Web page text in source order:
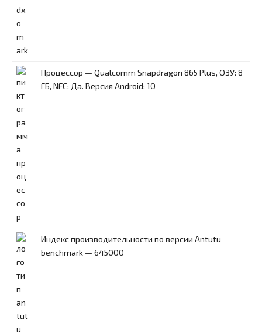
Процессор — Qualcomm Snapdragon 865 Plus, ОЗУ: 8
ГБ, NFC: Да. Версия Android: 10
Индекс производительности по версии Antutu
benchmark — 645000